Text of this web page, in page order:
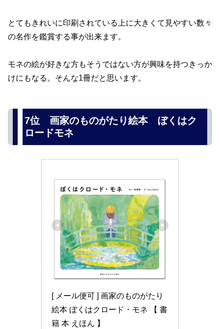
とてもきれいに印刷されている上に大きくて見やすい数々
の名作を鑑賞する事が出来ます。
モネの絵が好きな方もそうではない方が興味を持つきっか
けにもなる。そんな1冊だと思います。
7位 画家のものがたり絵本 ぼくはク
ロードモネ
[ メール便可 ] 画家のものがたり
絵本 ぼくはクロード・モネ 【 書
籍 本 えほん 】